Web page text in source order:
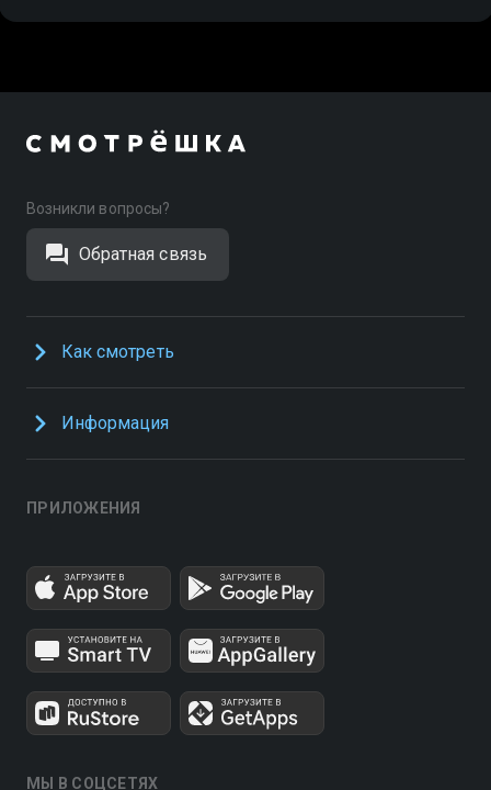
Возникли вопросы?
Обратная связь
Как смотреть
Информация
ПРИЛОЖЕНИЯ
МЫ В СОЦСЕТЯХ